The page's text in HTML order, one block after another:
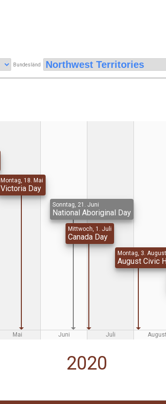
Bundesländ
Montag, 18. Mai
Victoria Day
Sonntag, 21. Juni
National Aboriginal Day
Mittwoch, 1. Juli
Canada Day
Montag, 3. August
August Civic
Mai Juni Juli August
2020